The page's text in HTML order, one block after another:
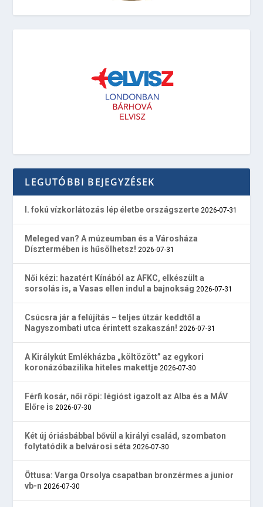
LEGUTÓBBI BEJEGYZÉSEK
I. fokú vízkorlátozás lép életbe országszerte 2026-07-31
Meleged van? A múzeumban és a Városháza
Dísztermében is hűsölhetsz! 2026-07-31
Női kézi: hazatért Kínából az AFKC, elkészült a
sorsolás is, a Vasas ellen indul a bajnokság 2026-07-31
Csúcsra jár a felújítás – teljes útzár keddtől a
Nagyszombati utca érintett szakaszán! 2026-07-31
A Királykút Emlékházba „költözött” az egykori
koronázóbazilika hiteles makettje 2026-07-30
Férfi kosár, női röpi: légióst igazolt az Alba és a MÁV
Előre is 2026-07-30
Két új óriásbábbal bővül a királyi család, szombaton
folytatódik a belvárosi séta 2026-07-30
Öttusa: Varga Orsolya csapatban bronzérmes a junior
vb-n 2026-07-30